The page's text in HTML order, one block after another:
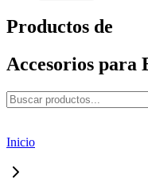
Productos de
Accesorios para
Inicio